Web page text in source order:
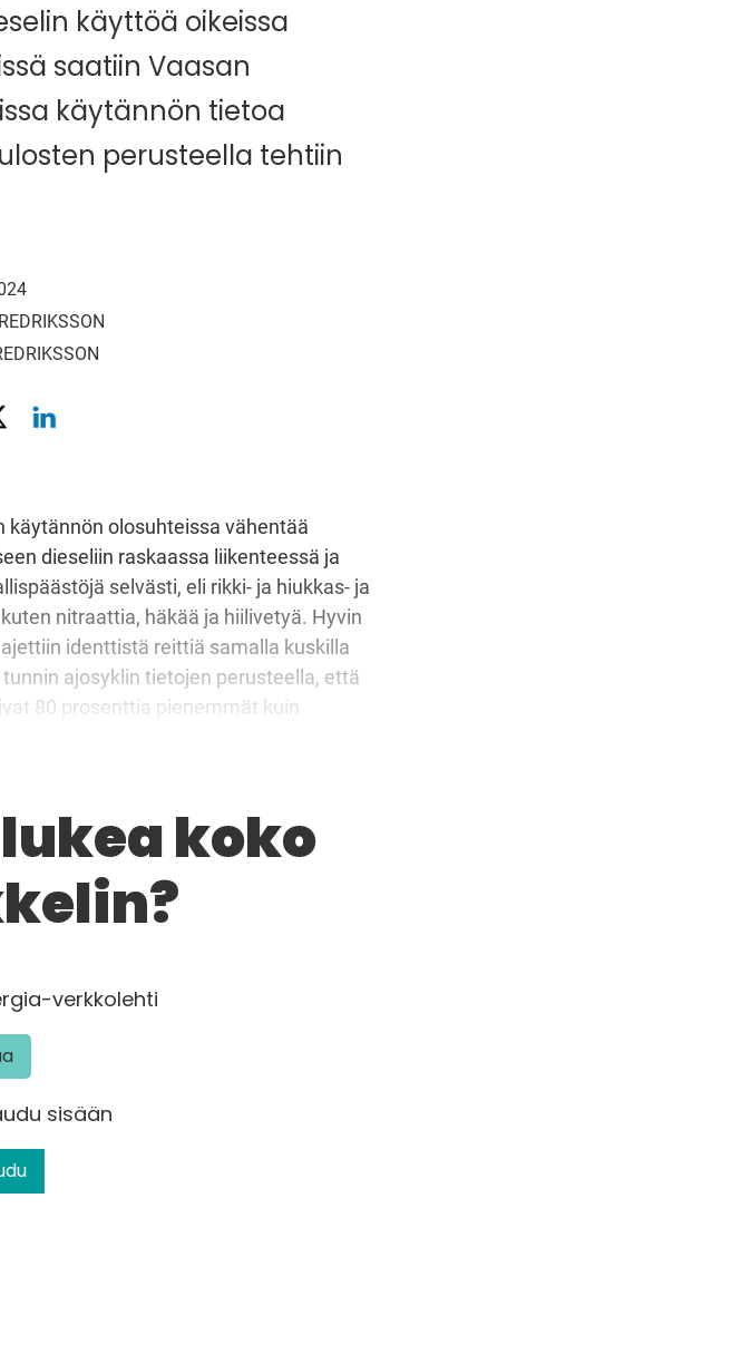
käyttöä oikeissa
saatiin Vaasan
käytännön tietoa
perusteella tehtiin
olosuhteissa vähentää
dieseliin raskaassa liikenteessä ja
selvästi, eli rikki- ja hiukkas- ja
nitraattia, häkää ja hiilivetyä. Hyvin
identtistä reittiä samalla kuskilla
ajosyklin tietojen perusteella, että
80 prosenttia pienemmät kuin
koko
verkkolehti
sisään